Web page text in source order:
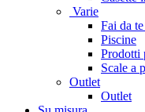
Varie
Fai da
Piscine
Prodotti
Scale a
Outlet
Outlet